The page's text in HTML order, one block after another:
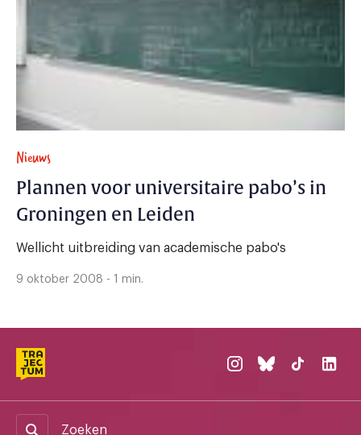
Nieuws
Plannen voor universitaire pabo’s in
Groningen en Leiden
Wellicht uitbreiding van academische pabo's
9 oktober 2008 - 1 min.
Zoeken